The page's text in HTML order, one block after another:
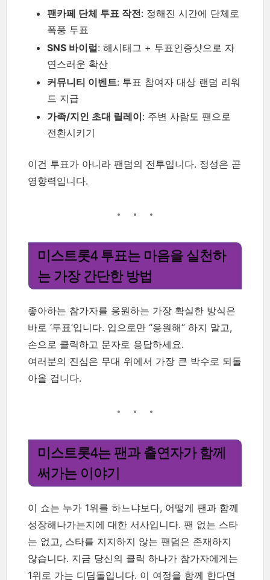
팬카페 단체 투표 작전: 정해진 시간에 단체로
폭풍 투표
SNS 바이럴: 해시태그 + 투표인증샷으로 자
연스러운 확산
커뮤니티 이벤트: 투표 참여자 대상 랜덤 리워
드 지급
가족/지인 초대 릴레이: 주변 사람도 팬으로
전환시키기
이건 투표가 아니라 팬덤의 전투입니다. 정성은 곧
영향력입니다.
미스트롯4 투표는 마음을 실천하
는 가장 간단한 방법
좋아하는 참가자를 응원하는 가장 확실한 방식은
바로 ‘투표’입니다. 입으로만 “응원해” 하지 말고,
손으로 클릭하고 문자로 응답하세요.
여러분의 진심은 무대 위에서 가장 큰 박수로 되돌
아올 겁니다.
미스트롯4는 팬과 출연자가 함께
써가는 이야기
이 쇼는 누가 1위를 하느냐보다, 어떻게 팬과 함께
성장해나가는지에 대한 서사입니다. 팬 없는 스타
는 없고, 스타를 지지하지 않는 팬덤은 존재하지
않습니다. 지금 당신의 클릭 하나가 참가자에게는
1위로 가는 디딤돌입니다. 이 여정을 함께 한다면